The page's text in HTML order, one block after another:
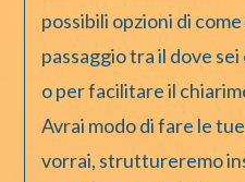
possibili opzioni di
passaggio tra il dove
o per facilitare il
Avrai modo di fare le
vorrai, struttureremo